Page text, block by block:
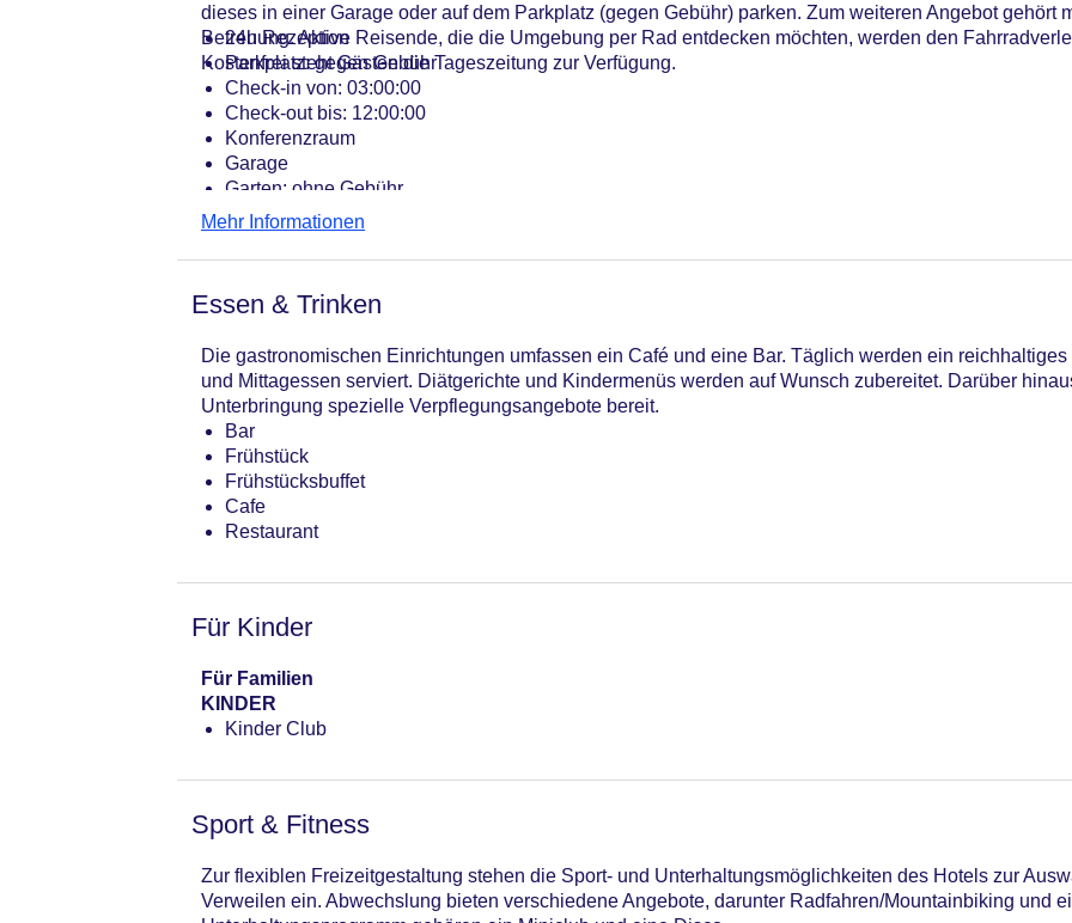
dieses in einer Garage oder auf dem Parkplatz (gegen Gebühr) parken. Zum weiteren Angebot gehört
Betreuung. Aktive Reisende, die die Umgebung per Rad entdecken möchten, werden den
Kostenfrei steht Gästen die Tageszeitung zur Verfügung.
24h Rezeption
Parkplatz: gegen Gebühr
Check-in von: 03:00:00
Check-out bis: 12:00:00
Konferenzraum
Garage
Garten: ohne Gebühr
Hotelsafe
Lift
Haustiere
Sonnenterrasse
Gesamtanzahl der Stockwerke: 6
Gesamtanzahl der Zimmer: 168
Landeskategorie: 3 Sterne
Mehr Informationen
Essen & Trinken
Die gastronomischen Einrichtungen umfassen ein Café und eine Bar. Täglich werden ein
und Mittagessen serviert. Diätgerichte und Kindermenüs werden auf Wunsch zubereitet. Darüber
Unterbringung spezielle Verpflegungsangebote bereit.
Bar
Frühstück
Frühstücksbuffet
Cafe
Restaurant
Für Kinder
Für Familien
KINDER
Kinder Club
Sport & Fitness
Zur flexiblen Freizeitgestaltung stehen die Sport- und Unterhaltungsmöglichkeiten des Hotels zur
Verweilen ein. Abwechslung bieten verschiedene Angebote, darunter Radfahren/Mountainbiking und